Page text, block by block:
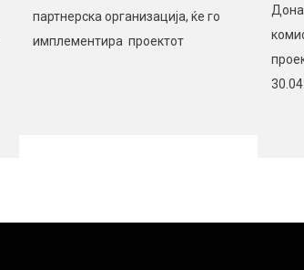
партнерска организација, ќе го
имплементира проектот